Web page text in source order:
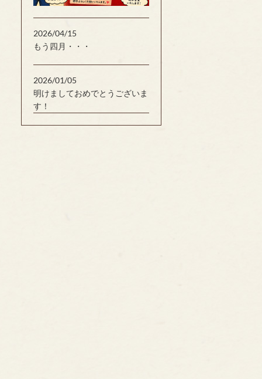
2026/04/15
もう四月・・・
2026/01/05
明けましておめでとうございま
す！